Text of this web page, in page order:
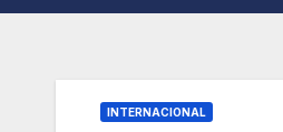
INTERNACIONAL